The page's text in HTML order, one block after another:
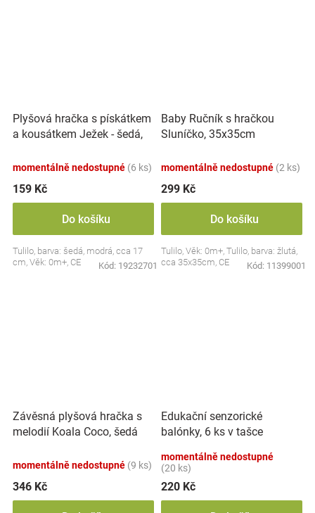
Plyšová hračka s pískátkem
a kousátkem Ježek - šedá,
momentálně nedostupné (6 ks)
159 Kč
Do košíku
Tulilo, barva: šedá, modrá, cca 17
cm, Věk: 0m+, CE
Kód: 19232701
Baby Ručník s hračkou
Sluníčko, 35x35cm
momentálně nedostupné (2 ks)
299 Kč
Do košíku
Tulilo, Věk: 0m+, Tulilo, barva: žlutá,
cca 35x35cm, CE
Kód: 11399001
Závěsná plyšová hračka s
melodií Koala Coco, šedá
momentálně nedostupné (9 ks)
346 Kč
Edukační senzorické
balónky, 6 ks v tašce
momentálně nedostupné
(20 ks)
220 Kč